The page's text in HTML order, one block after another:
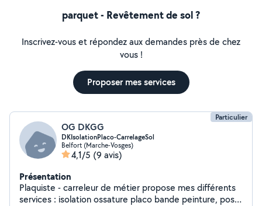
parquet - Revêtement de sol ?
Inscrivez-vous et répondez aux demandes près de chez
vous !
Proposer mes services
Particulier
OG DKGG
DKIsolationPlaco-CarrelageSol
Belfort (Marche-Vosges)
4,1/5 (9 avis)
Présentation
Plaquiste - carreleur de métier propose mes différents
services : isolation ossature placo bande peinture, pose